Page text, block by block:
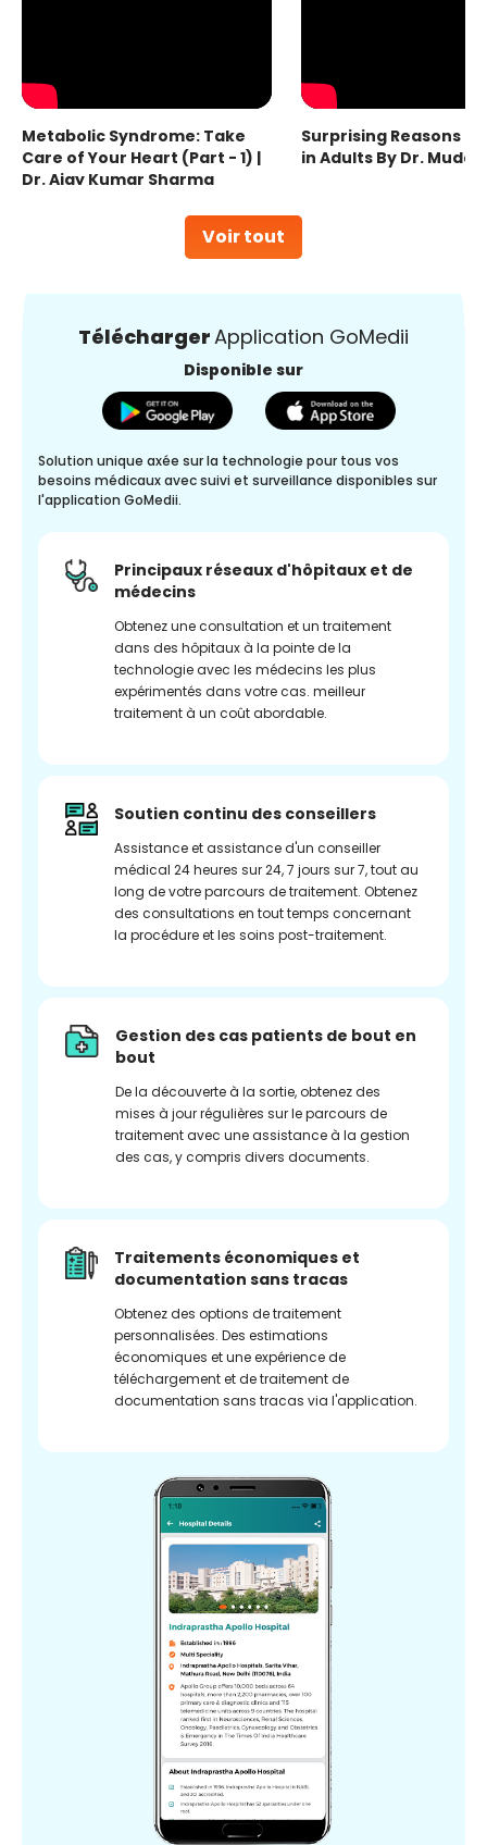
Voir tout
Metabolic Syndrome: Take
Care of Your Heart (Part - 1) |
Dr. Ajay Kumar Sharma
Surprising Reasons
in Adults By Dr.
TéléchargerApplication GoMedii
Disponible sur
Solution unique axée sur la technologie pour tous vos
besoins médicaux avec suivi et surveillance disponibles sur
l'application GoMedii.
Principaux réseaux d'hôpitaux et de
médecins
Obtenez une consultation et un traitement
dans des hôpitaux à la pointe de la
technologie avec les médecins les plus
expérimentés dans votre cas. meilleur
traitement à un coût abordable.
Soutien continu des conseillers
Assistance et assistance d'un conseiller
médical 24 heures sur 24, 7 jours sur 7, tout au
long de votre parcours de traitement. Obtenez
des consultations en tout temps concernant
la procédure et les soins post-traitement.
Gestion des cas patients de bout en
bout
De la découverte à la sortie, obtenez des
mises à jour régulières sur le parcours de
traitement avec une assistance à la gestion
des cas, y compris divers documents.
Traitements économiques et
documentation sans tracas
Obtenez des options de traitement
personnalisées. Des estimations
économiques et une expérience de
téléchargement et de traitement de
documentation sans tracas via l'application.